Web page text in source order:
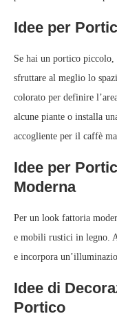
Idee per
Se hai un portico
sfruttare al meglio lo
colorato per definire
alcune piante o installa
accogliente per il caffè
Idee per
Moderna
Per un look fattoria
e mobili rustici in legno.
e incorpora
Idee di
Portico